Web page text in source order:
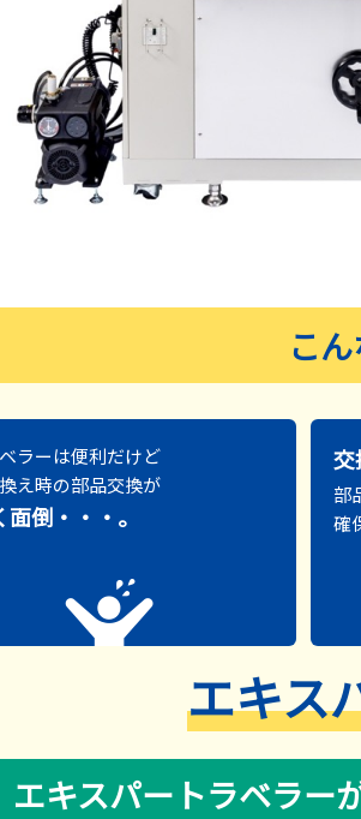
こ
ラーは便利だけど
え時の部品交換が
面倒・・・。
交
部
確
エキス
エキスパートラベラー